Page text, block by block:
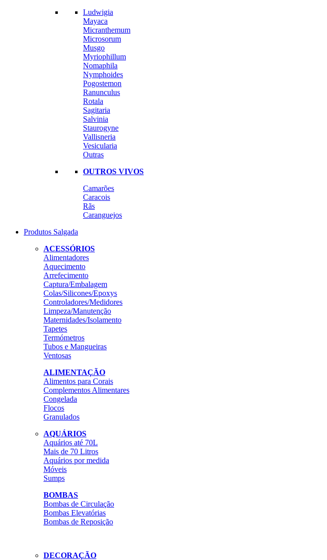
Ludwigia
Mayaca
Micranthemum
Microsorum
Musgo
Myriophillum
Nomaphila
Nymphoides
Pogostemon
Ranunculus
Rotala
Sagitaria
Salvinia
Staurogyne
Vallisneria
Vesicularia
Outras
OUTROS VIVOS
Camarões
Caracois
Rãs
Caranguejos
Produtos Salgada
ACESSÓRIOS
Alimentadores
Aquecimento
Arrefecimento
Captura/Embalagem
Colas/Silicones/Epoxys
Controladores/Medidores
Limpeza/Manutenção
Maternidades/Isolamento
Tapetes
Termómetros
Tubos e Mangueiras
Ventosas
ALIMENTAÇÃO
Alimentos para Corais
Complementos Alimentares
Congelada
Flocos
Granulados
AQUÁRIOS
Aquários até 70L
Mais de 70 Litros
Aquários por medida
Móveis
Sumps
BOMBAS
Bombas de Circulação
Bombas Elevatórias
Bombas de Reposição
DECORAÇÃO